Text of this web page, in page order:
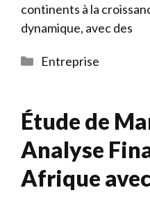
continents à la
dynamique, avec des
Catégories
Entreprise
Étude de
Analyse
Afrique